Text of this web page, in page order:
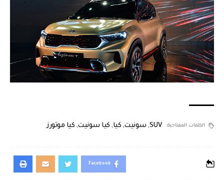
الكلمات المفتاحية: SUV
, سونيت, كيا, كيا سونيت, كيا موتورز
Facebook